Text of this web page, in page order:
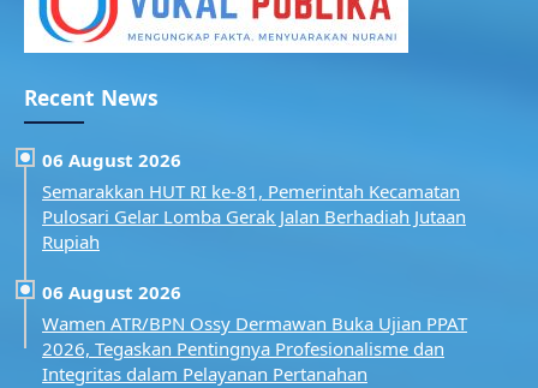
Recent News
06 August 2026
Semarakkan HUT RI ke-81, Pemerintah Kecamatan
Pulosari Gelar Lomba Gerak Jalan Berhadiah Jutaan
Rupiah
06 August 2026
Wamen ATR/BPN Ossy Dermawan Buka Ujian PPAT
2026, Tegaskan Pentingnya Profesionalisme dan
Integritas dalam Pelayanan Pertanahan